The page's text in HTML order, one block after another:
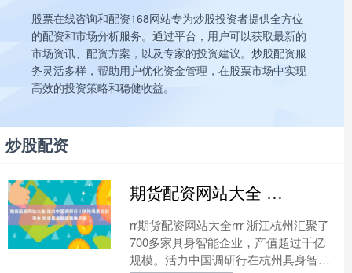
股票在线咨询和配资168网站专为炒股投资者提供全方位
的配资和市场分析服务。通过平台，用户可以获取最新的
市场资讯、配资方案，以及专家的投资建议。炒股配资服
务灵活多样，帮助用户优化资金管理，在股票市场中实现
高效的投资策略和稳健收益。
炒股配资
期货配资网站大全 活力中国调研行丨依托场景实训平台 加速具身智能落地应用
rr期货配资网站大全rrr 浙江杭州汇聚了
700多家具身智能企业，产值超过千亿
规模。活力中国调研行在杭州具身智能